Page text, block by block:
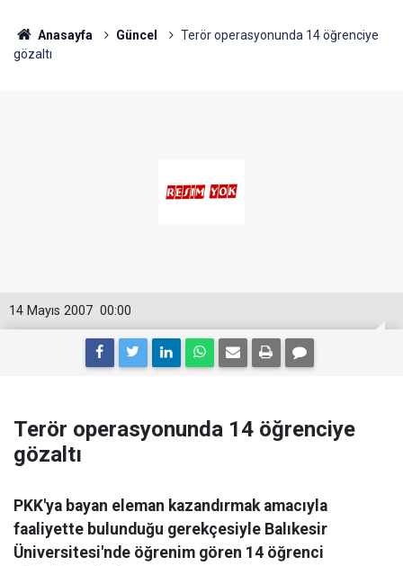
Anasayfa Güncel
Terör operasyonunda 14 öğrenciye
gözaltı
00:00
14 Mayıs 2007
Terör operasyonunda 14 öğrenciye
gözaltı
PKK'ya bayan eleman kazandırmak amacıyla
faaliyette bulunduğu gerekçesiyle Balıkesir
Üniversitesi'nde öğrenim gören 14 öğrenci